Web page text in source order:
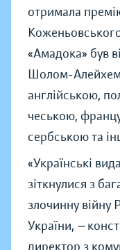
отримала
«Амадока» був
Шолом-
англійською,
чеською,
сербською та
«Українські
зіткнулися з
злочинну війну
України, —
директор з